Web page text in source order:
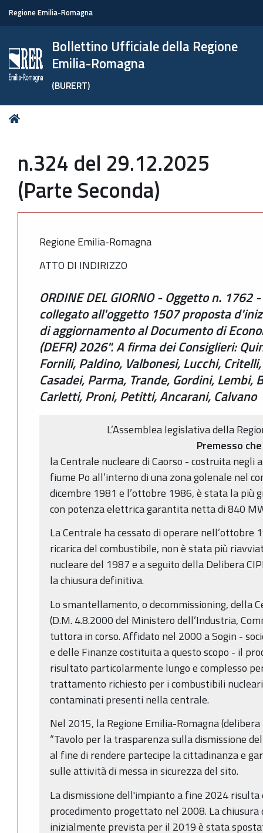
Regione Emilia-Romagna
Bollettino Ufficiale della Regione
Emilia-Romagna
(BURERT)
Tu
n.324 del 29.12.2025
(Parte Seconda)
Regione Emilia-Romagna
ATTO DI INDIRIZZO
ORDINE DEL GIORNO - Oggetto n.
collegato all'oggetto 1507 proposta
di aggiornamento al Documento di
(DEFR) 2026". A firma dei Consiglieri:
Fornili, Paldino, Valbonesi, Lucchi,
Casadei, Parma, Trande, Gordini, Lembi,
Carletti, Proni, Petitti, Ancarani, Calvano
L’Assemblea legislativa della
Premesso che
la Centrale nucleare di Caorso - costruita negli
fiume Po all’interno di una zona golenale nel
dicembre 1981 e l’ottobre 1986, è stata la più
con potenza elettrica garantita netta di 840
La Centrale ha cessato di operare nell’ottobre
ricarica del combustibile, non è stata più
nucleare del 1987 e a seguito della Delibera
la chiusura definitiva.
Lo smantellamento, o decommissioning, della
(D.M. 4.8.2000 del Ministero dell’Industria,
tuttora in corso. Affidato nel 2000 a Sogin -
e delle Finanze costituita a questo scopo - il
risultato particolarmente lungo e complesso
trattamento richiesto per i combustibili
contaminati presenti nella centrale.
Nel 2015, la Regione Emilia-Romagna
“Tavolo per la trasparenza sulla dismissione
al fine di rendere partecipe la cittadinanza e
sulle attività di messa in sicurezza del sito.
La dismissione dell'impianto a fine 2024 risulta
procedimento progettato nel 2008. La
inizialmente prevista per il 2019 è stata